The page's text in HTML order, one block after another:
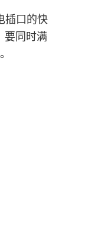
插口的快
要同时满